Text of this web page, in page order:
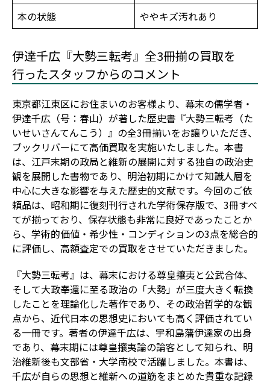
本の状態
ややキズ汚れあり
伊達千広『大勢三転考』全3冊揃の買取を
行ったスタッフからのコメント
東京都江東区にお住まいのお客様より、幕末の儒学者・
伊達千広（号：春山）が著した歴史書『大勢三転考（た
いせいさんてんこう）』の全3冊揃いをお譲りいただき、
ブックリバーにて高価買取を実施いたしました。本書
は、江戸末期の政局と維新の展開に対する独自の政治史
観を展開した書物であり、明治初期にかけて知識人層を
中心に大きな影響を与えた歴史的文献です。今回のご依
頼品は、昭和期に復刻刊行された学術保存版で、3冊すべ
てが揃っており、保存状態も非常に良好であったことか
ら、学術的価値・希少性・コンディションの3点を総合的
に評価し、高額査定での買取をさせていただきました。
『大勢三転考』は、幕末における尊皇攘夷と公武合体、
そして大政奉還に至る政治の「大勢」が三度大きく転換
したことを理論化した著作であり、その政治哲学的な観
点から、近代日本の思想史においても高く評価されてい
る一冊です。著者の伊達千広は、宇和島藩伊達家の出身
であり、幕末期には尊皇攘夷論の論客として知られ、明
治維新後も文部省・大学南校で活躍しました。本書は、
千広が自らの思想と維新への道筋をまとめた貴重な記録